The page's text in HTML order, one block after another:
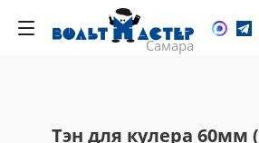
Тэн для кулера 60мм